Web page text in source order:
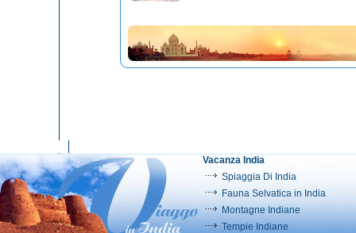
Vacanza India
Spiaggia Di India
Fauna Selvatica in India
Montagne Indiane
Tempie Indiane